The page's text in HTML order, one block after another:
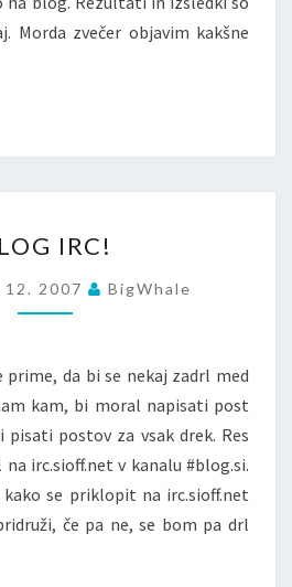
Morda zvečer objavim kakšne
IRC!
IRC!
12. 2007 BigWhale
prime, da bi se nekaj zadrl med
kam, bi moral napisati post
postov za vsak drek. Res
irc.sioff.net v kanalu #blog.si.
kako se priklopit na irc.sioff.net
če pa ne, se bom pa drl